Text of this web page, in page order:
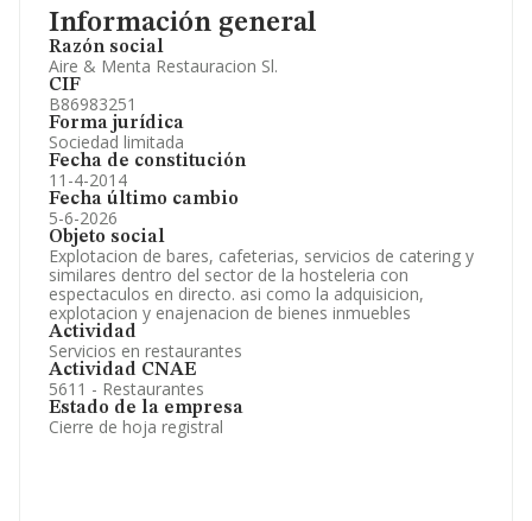
Información general
Razón social
Aire & Menta Restauracion Sl.
CIF
B86983251
Forma jurídica
Sociedad limitada
Fecha de constitución
11-4-2014
Fecha último cambio
5-6-2026
Objeto social
Explotacion de bares, cafeterias, servicios de catering y
similares dentro del sector de la hosteleria con
espectaculos en directo. asi como la adquisicion,
explotacion y enajenacion de bienes inmuebles
Actividad
Servicios en restaurantes
Actividad CNAE
5611 - Restaurantes
Estado de la empresa
Cierre de hoja registral
Información oficial y registral complementaria.